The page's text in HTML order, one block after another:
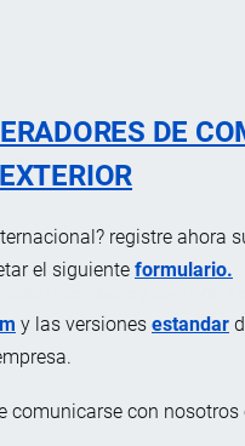
DE
EXTERIOR
registre ahora
el siguiente formulario.
y las versiones estandar
comunicarse con nosotros
emite un aroma que